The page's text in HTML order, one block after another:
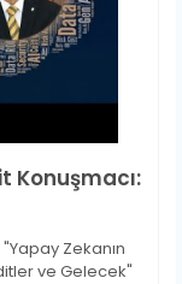
Konuşmacı:
Zekanın
ve Gelecek"